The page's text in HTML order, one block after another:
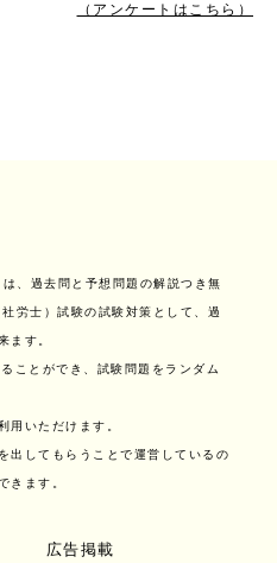
（アンケートはこちら）
、過去問と予想問題の解説つき無
労士）試験の試験対策として、過
ます。
ことができ、試験問題をランダム
用いただけます。
出してもらうことで運営しているの
きます。
広告掲載